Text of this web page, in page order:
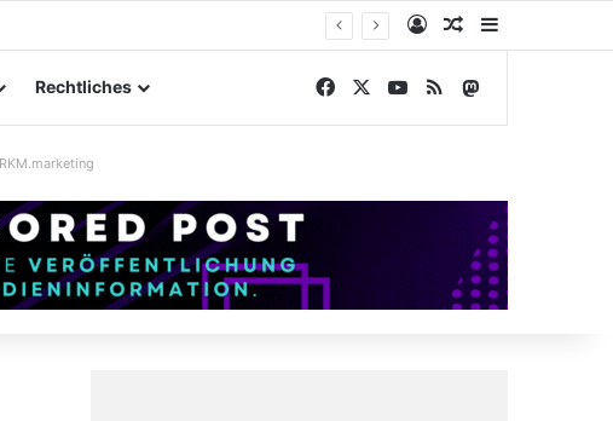
AnmeldenZufälliger
Rechtliches Facebook YouTube
RSS